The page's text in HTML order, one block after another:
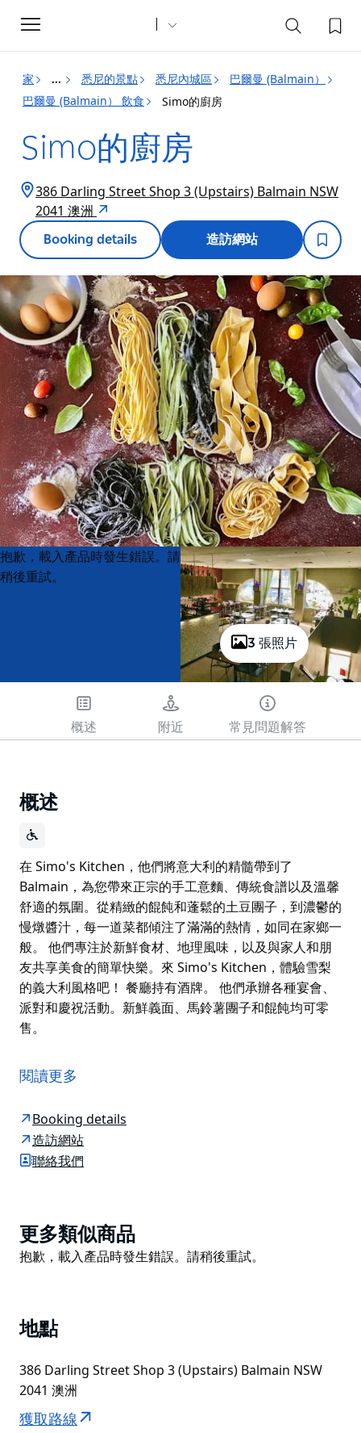
Toggle
navigation
家 ... 悉尼的景點 悉尼內城區
巴爾曼 (Balmain）
巴爾曼 (Balmain） 飲食
Simo的廚房
Simo的廚房
386 Darling Street Shop 3 (Upstairs) Balmain NSW
2041 澳洲
Booking details 造訪網站
3 張照片
Product
List
Product
List
抱歉，載入產品時發生錯誤。請
稍後重試。
概述 附近 常見問題解答
概述
在 Simo's Kitchen，他們將意大利的精髓帶到了
Balmain，為您帶來正宗的手工意麵、傳統食譜以及溫馨
舒適的氛圍。從精緻的餛飩和蓬鬆的土豆團子，到濃鬱的
慢燉醬汁，每一道菜都傾注了滿滿的熱情，如同在家鄉一
般。 他們專注於新鮮食材、地理風味，以及與家人和朋
友共享美食的簡單快樂。來 Simo's Kitchen，體驗雪梨
的義大利風格吧！ 餐廳持有酒牌。 他們承辦各種宴會、
派對和慶祝活動。新鮮義面、馬鈴薯團子和餛飩均可零
售。
Balmain，為您帶來正宗的手工意麵、傳統食譜以及溫馨
舒適的氛圍。從精緻的餛飩和蓬鬆的土豆團子，到濃鬱的
般。
他們專注於新鮮食材、地理風味，以及與家人和朋友共享
餐廳持有酒牌。
他們承辦各種宴會、派對和慶祝活動。新鮮義面、馬鈴薯
閱讀更多
Booking details
造訪網站
聯絡我們
Product
List
更多類似商品
Product
抱歉，載入產品時發生錯誤。請稍後重試。
地點
386 Darling Street Shop 3 (Upstairs) Balmain NSW
2041 澳洲
獲取路線